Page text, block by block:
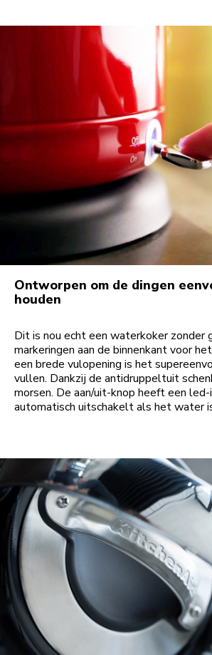
Ontworpen om de dingen
houden
Dit is nou echt een waterkoker zonder
markeringen aan de binnenkant voor
een brede vulopening is het
vullen. Dankzij de antidruppeltuit
morsen. De aan/uit-knop heeft een
automatisch uitschakelt als het water